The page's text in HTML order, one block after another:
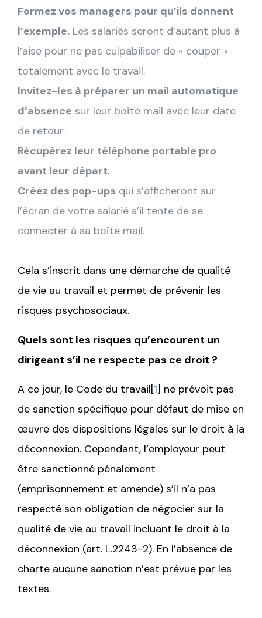
Formez vos managers pour qu’ils donnent
l’exemple. Les salariés seront d’autant plus à
l’aise pour ne pas culpabiliser de « couper »
totalement avec le travail.
Invitez-les à préparer un mail automatique
d’absence sur leur boîte mail avec leur date
de retour.
Récupérez leur téléphone portable pro
avant leur départ.
Créez des pop-ups qui s’afficheront sur
l’écran de votre salarié s’il tente de se
connecter à sa boîte mail.
Cela s’inscrit dans une démarche de qualité
de vie au travail et permet de prévenir les
risques psychosociaux.
Quels sont les risques qu’encourent un
dirigeant s’il ne respecte pas ce droit ?
A ce jour, le Code du travail[1] ne prévoit pas
de sanction spécifique pour défaut de mise en
œuvre des dispositions légales sur le droit à la
déconnexion. Cependant, l’employeur peut
être sanctionné pénalement
(emprisonnement et amende) s’il n’a pas
respecté son obligation de négocier sur la
qualité de vie au travail incluant le droit à la
déconnexion (art. L.2243-2). En l’absence de
charte aucune sanction n’est prévue par les
textes.